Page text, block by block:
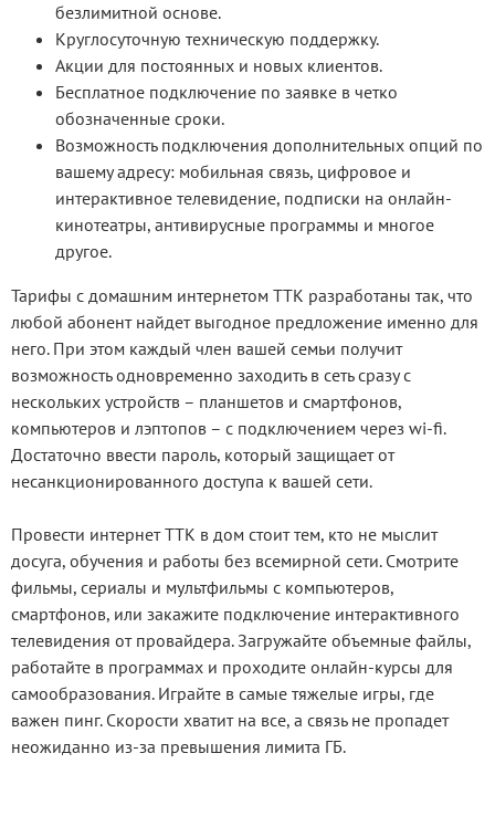
безлимитной основе.
Круглосуточную техническую поддержку.
Акции для постоянных и новых клиентов.
Бесплатное подключение по заявке в четко
обозначенные сроки.
Возможность подключения дополнительных опций по
вашему адресу: мобильная связь, цифровое и
интерактивное телевидение, подписки на онлайн-
кинотеатры, антивирусные программы и многое
другое.
Тарифы с домашним интернетом ТТК разработаны так, что
любой абонент найдет выгодное предложение именно для
него. При этом каждый член вашей семьи получит
возможность одновременно заходить в сеть сразу с
нескольких устройств – планшетов и смартфонов,
компьютеров и лэптопов – с подключением через wi-fi.
Достаточно ввести пароль, который защищает от
несанкционированного доступа к вашей сети.
Провести интернет ТТК в дом стоит тем, кто не мыслит
досуга, обучения и работы без всемирной сети. Смотрите
фильмы, сериалы и мультфильмы с компьютеров,
смартфонов, или закажите подключение интерактивного
телевидения от провайдера. Загружайте объемные файлы,
работайте в программах и проходите онлайн-курсы для
самообразования. Играйте в самые тяжелые игры, где
важен пинг. Скорости хватит на все, а связь не пропадет
неожиданно из-за превышения лимита ГБ.